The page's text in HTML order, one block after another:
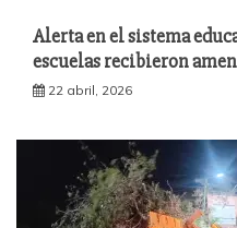
Alerta en el sistema
escuelas recibieron
22 abril, 2026